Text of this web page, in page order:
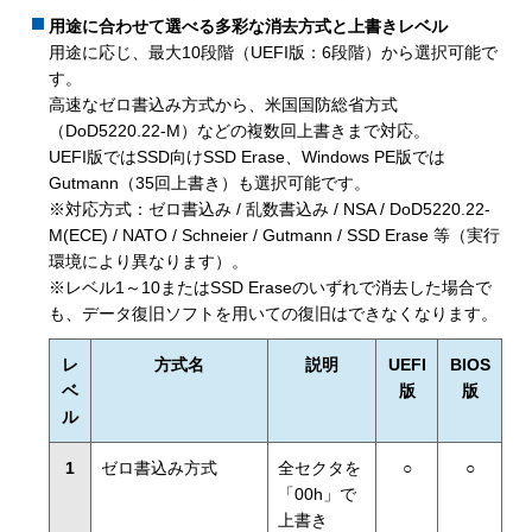
用途に合わせて選べる多彩な消去方式と上書きレベル
用途に応じ、最大10段階（UEFI版：6段階）から選択可能で
す。
高速なゼロ書込み方式から、米国国防総省方式
（DoD5220.22-M）などの複数回上書きまで対応。
UEFI版ではSSD向けSSD Erase、Windows PE版では
Gutmann（35回上書き）も選択可能です。
※対応方式：ゼロ書込み / 乱数書込み / NSA / DoD5220.22-
M(ECE) / NATO / Schneier / Gutmann / SSD Erase 等（実行
環境により異なります）。
※レベル1～10またはSSD Eraseのいずれで消去した場合で
も、データ復旧ソフトを用いての復旧はできなくなります。
レ
ベ
ル
方式名 説明
UEFI
版
BIOS
版
1 ゼロ書込み方式
全セクタを
「00h」で
上書き
○ ○